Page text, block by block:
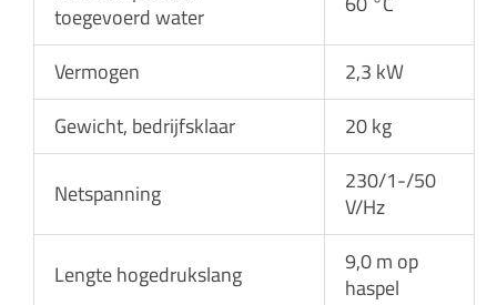
toegevoerd water
Vermogen
2,3 kW
Gewicht, bedrijfsklaar
20 kg
Netspanning
230/1-/50
V/Hz
Lengte hogedrukslang
9,0 m op
haspel